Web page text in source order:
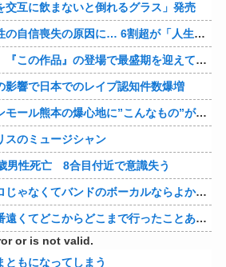
交互に飲まないと倒れるグラス」発売
【警告】株式投資、男性の自信喪失の原因に… 6割超が「人生の敗者」自認
【速報】露悪系アニメ、『この作品』の登場で最盛期を迎えてしまう…
影響で日本でのレイプ認知件数爆増
【速報】専門家「イオンモール熊本の爆心地に”こんなもの”があったんだけど…」
スのミュージシャン
男性死亡 8合目付近で意識失う
ワイ「米津玄師ってソロじゃなくてバンドのボーカルならよかったよね」
お前ら自宅から車で一番遠くてどこからどこまで行ったことある？
or is not valid.
ともになってしまう